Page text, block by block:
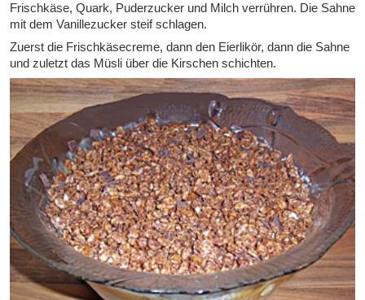
Frischkäse, Quark, Puderzucker und Milch verrühren. Die Sahne
mit dem Vanillezucker steif schlagen.
Zuerst die Frischkäsecreme, dann den Eierlikör, dann die Sahne
und zuletzt das Müsli über die Kirschen schichten.